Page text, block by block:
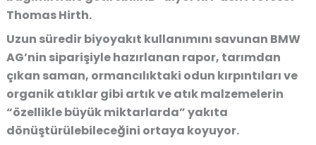
Thomas Hirth.
Uzun süredir biyoyakıt kullanımını savunan BMW
AG’nin siparişiyle hazırlanan rapor, tarımdan
çıkan saman, ormancılıktaki odun kırpıntıları ve
organik atıklar gibi artık ve atık malzemelerin
“özellikle büyük miktarlarda” yakıta
dönüştürülebileceğini ortaya koyuyor.